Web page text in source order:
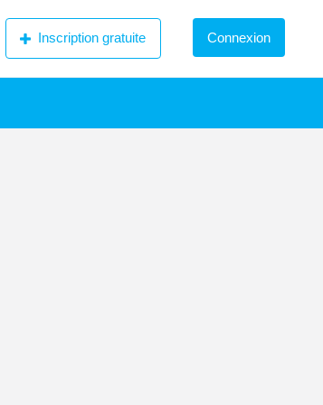
Inscription gratuite Connexion